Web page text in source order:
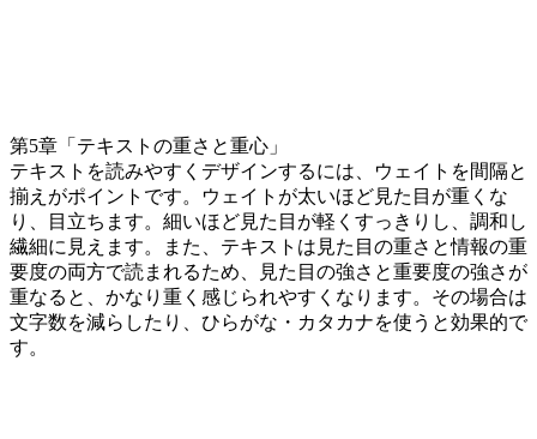
第5章「テキストの重さと重心」
テキストを読みやすくデザインするには、ウェイトを間隔と
揃えがポイントです。ウェイトが太いほど見た目が重くな
り、目立ちます。細いほど見た目が軽くすっきりし、調和し
繊細に見えます。また、テキストは見た目の重さと情報の重
要度の両方で読まれるため、見た目の強さと重要度の強さが
重なると、かなり重く感じられやすくなります。その場合は
文字数を減らしたり、ひらがな・カタカナを使うと効果的で
す。